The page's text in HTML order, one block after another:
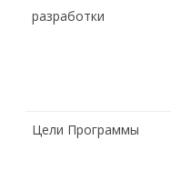
разработки
Цели Программы